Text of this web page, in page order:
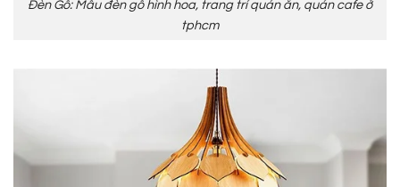
Đèn Gỗ: Mẫu đèn gỗ hình hoa, trang trí quán ăn, quán cafe ở
tphcm